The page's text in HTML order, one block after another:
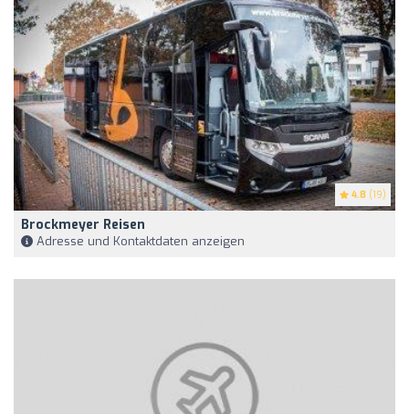
4.8 (19)
Brockmeyer Reisen
Adresse und Kontaktdaten anzeigen